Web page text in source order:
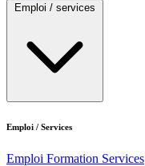
Emploi / services
Emploi / Services
Emploi Formation Services